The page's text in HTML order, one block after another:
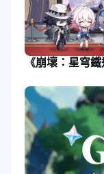
《崩壞：星穹